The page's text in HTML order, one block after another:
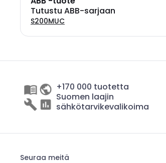
Tutustu ABB-sarjaan
S200MUC
+170 000 tuotetta
Suomen laajin
sähkötarvikevalikoima
Seuraa meitä